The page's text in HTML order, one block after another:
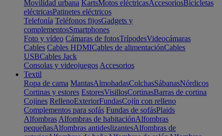
Movilidad urbana KartsMotos eléctricasAccesoriosBicicletas
eléctricasPatinetes eléctricos
Telefonía Teléfonos fijosGadgets y
complementosSmartphones
Foto y vídeo Cámaras de fotosTrípodesVideocámaras
Cables Cables HDMICables de alimentaciónCables
USBCables Jack
Consolas y videojuegos Accesorios
Textil
Ropa de cama MantasAlmohadasColchasSábanasNórdicos
Cortinas y estores EstoresVisillosCortinasBarras de cortina
Cojines RellenoExteriorFundasCojín con relleno
Complementos para sofás Fundas de sofásPlaids
Alfombras Alfombras de habitaciónAlfombras
pequeñasAlfombras antideslizantesAlfombras de